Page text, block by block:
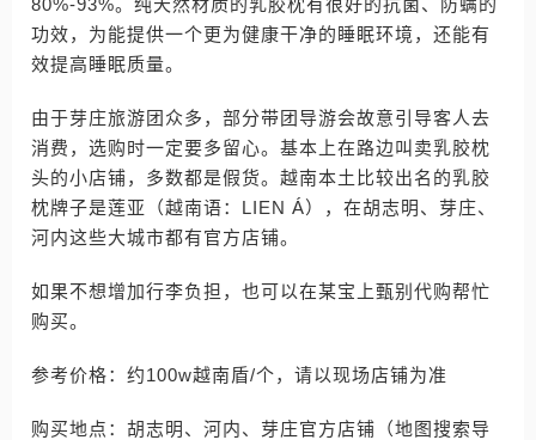
80%-93%。纯天然材质的乳胶枕有很好的抗菌、防螨的
功效，为能提供一个更为健康干净的睡眠环境，还能有
效提高睡眠质量。
由于芽庄旅游团众多，部分带团导游会故意引导客人去
消费，选购时一定要多留心。基本上在路边叫卖乳胶枕
头的小店铺，多数都是假货。越南本土比较出名的乳胶
枕牌子是莲亚（越南语：LIEN Á），在胡志明、芽庄、
河内这些大城市都有官方店铺。
如果不想增加行李负担，也可以在某宝上甄别代购帮忙
购买。
参考价格：约100w越南盾/个，请以现场店铺为准
购买地点：胡志明、河内、芽庄官方店铺（地图搜索导